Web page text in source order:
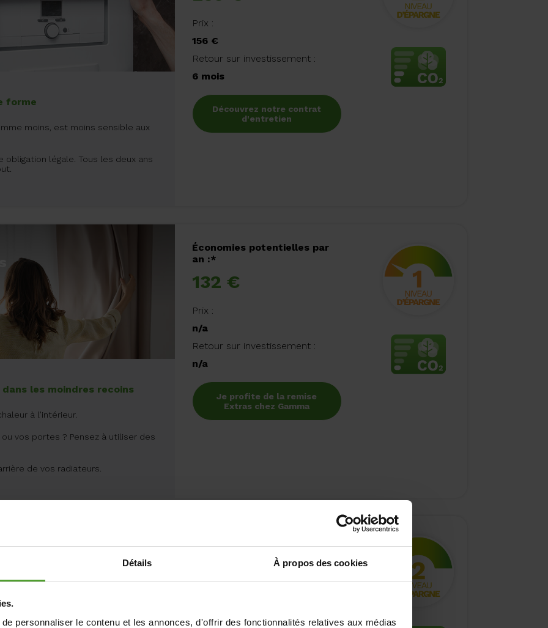
Détails À propos des cookies
personnaliser le contenu et les annonces, d'offrir des fonctionnalités relatives aux médias
forme
moins, est moins sensible aux
légale. Tous les deux ans
Prix :
156 €
Retour sur investissement :
6 mois
Découvrez notre contrat
d'entretien
les moindres recoins
à l'intérieur.
vos portes ? Pensez à utiliser des
de vos radiateurs.
Économies potentielles par
an :*
132 €
Prix :
n/a
Retour sur investissement :
n/a
Je profite de la remise
Extras chez Gamma
an :*
150 €